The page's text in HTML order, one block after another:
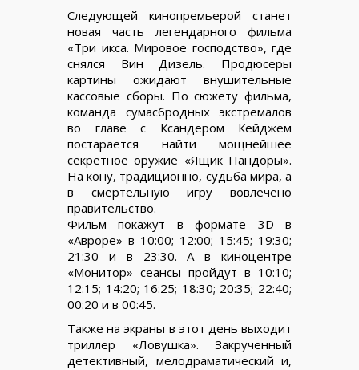
Следующей кинопремьерой станет
новая часть легендарного фильма
«Три икса. Мировое господство», где
снялся Вин Дизель. Продюсеры
картины ожидают внушительные
кассовые сборы. По сюжету фильма,
команда сумасбродных экстремалов
во главе с Ксандером Кейджем
постарается найти мощнейшее
секретное оружие «Ящик Пандоры».
На кону, традиционно, судьба мира, а
в смертельную игру вовлечено
правительство.
Фильм покажут в формате 3D в
«Авроре» в 10:00; 12:00; 15:45; 19:30;
21:30 и в 23:30. А в киноцентре
«Монитор» сеансы пройдут в 10:10;
12:15; 14:20; 16:25; 18:30; 20:35; 22:40;
00:20 и в 00:45.
Также на экраны в этот день выходит
триллер «Ловушка». Закрученный
детективный, мелодраматический и,